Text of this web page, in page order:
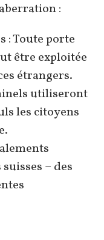
:
: Toute porte
être exploitée
étrangers.
utiliseront
les citoyens
– des